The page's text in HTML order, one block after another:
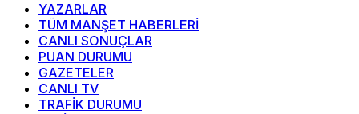
YAZARLAR
TÜM MANŞET HABERLERİ
CANLI SONUÇLAR
PUAN DURUMU
GAZETELER
CANLI TV
TRAFİK DURUMU